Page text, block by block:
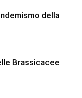
della
Brassicacee